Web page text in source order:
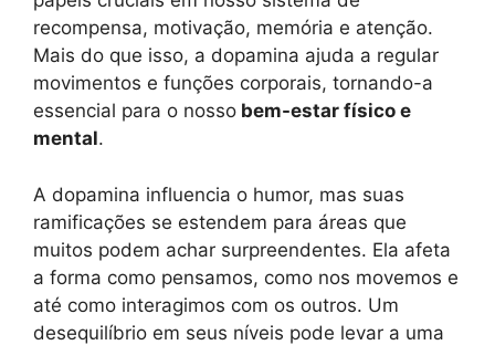
recompensa, motivação, memória e atenção.
Mais do que isso, a dopamina ajuda a regular
movimentos e funções corporais, tornando-a
essencial para o nosso bem-estar físico e
mental.
A dopamina influencia o humor, mas suas
ramificações se estendem para áreas que
muitos podem achar surpreendentes. Ela afeta
a forma como pensamos, como nos movemos e
até como interagimos com os outros. Um
desequilíbrio em seus níveis pode levar a uma